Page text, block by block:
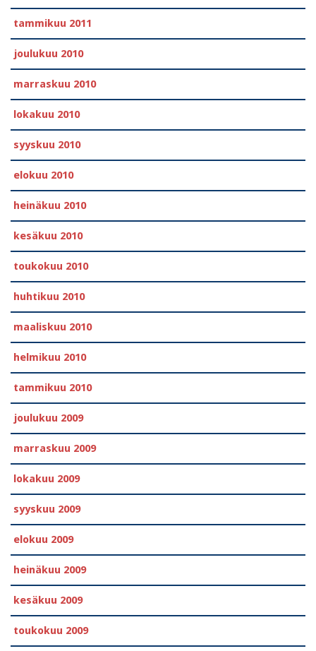
tammikuu 2011
joulukuu 2010
marraskuu 2010
lokakuu 2010
syyskuu 2010
elokuu 2010
heinäkuu 2010
kesäkuu 2010
toukokuu 2010
huhtikuu 2010
maaliskuu 2010
helmikuu 2010
tammikuu 2010
joulukuu 2009
marraskuu 2009
lokakuu 2009
syyskuu 2009
elokuu 2009
heinäkuu 2009
kesäkuu 2009
toukokuu 2009